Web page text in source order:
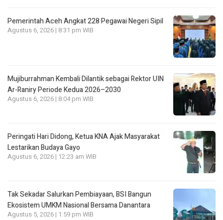
Pemerintah Aceh Angkat 228 Pegawai Negeri Sipil
Agustus 6, 2026 | 8:31 pm WIB
Mujiburrahman Kembali Dilantik sebagai Rektor UIN
Ar-Raniry Periode Kedua 2026–2030
Agustus 6, 2026 | 8:04 pm WIB
Peringati Hari Didong, Ketua KNA Ajak Masyarakat
Lestarikan Budaya Gayo
Agustus 6, 2026 | 12:23 am WIB
Tak Sekadar Salurkan Pembiayaan, BSI Bangun
Ekosistem UMKM Nasional Bersama Danantara
Agustus 5, 2026 | 1:59 pm WIB